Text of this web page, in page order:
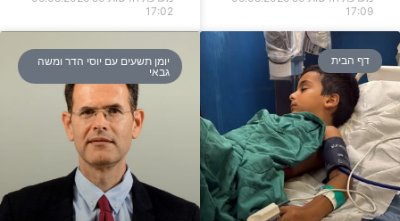
17:09
17:02
דף הבית
יומן תשעים עם יוסי הדר ומשה
גבאי